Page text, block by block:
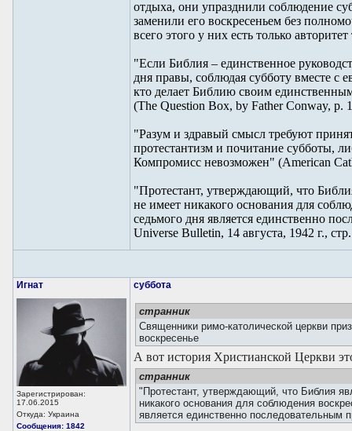
отдыха, они упразднили соблюдение
заменили его воскресеньем без
всего этого у них есть только
"Если Библия – единственное
дня правы, соблюдая субботу вместе с
кто делает Библию своим
(The Question Box, by Father Conway, p.
"Разум и здравый смысл требуют
протестантизм и почитание субботы,
Компромисс невозможен" (American
"Протестант, утверждающий, что
не имеет никакого основания для
седьмого дня является единственно
Universe Bulletin, 14 августа, 1942 г.,
Игнат
Зарегистрирован:
17.06.2015
Откуда: Украина
Сообщения: 1842
суббота
странник
Священники римо-католической церкви
воскресенье
А вот история Христианской Церкви
странник
"Протестант, утверждающий, что Библия
никакого основания для соблюдения
является единственно последовательным